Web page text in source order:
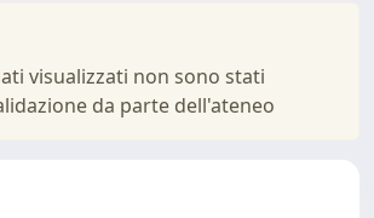
visualizzati non sono stati
da parte dell'ateneo